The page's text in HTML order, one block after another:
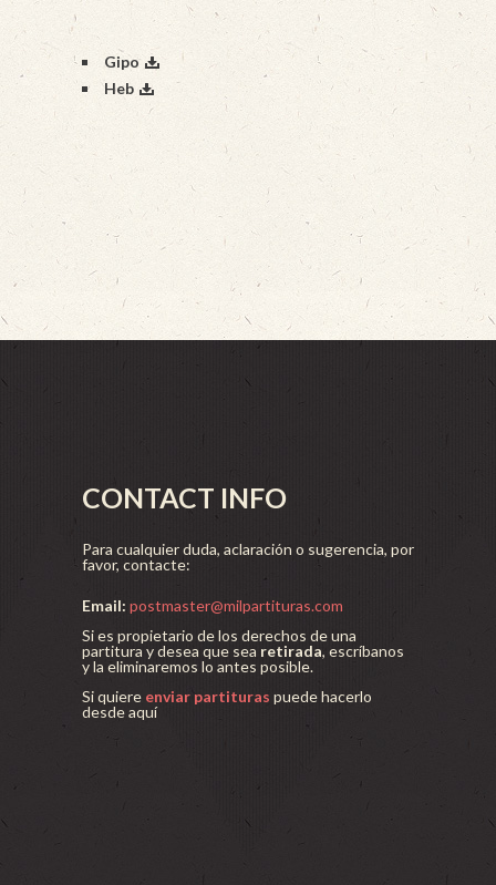
Gipo
Heb
CONTACT INFO
Para cualquier duda, aclaración o sugerencia, por
favor, contacte:
Email: postmaster@milpartituras.com
Si es propietario de los derechos de una
partitura y desea que sea retirada, escríbanos
y la eliminaremos lo antes posible.
Si quiere enviar partituras puede hacerlo
desde aquí